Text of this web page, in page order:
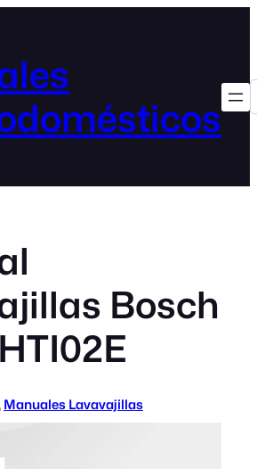
Bosch
Manuales Lavavajillas